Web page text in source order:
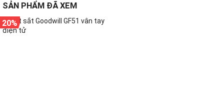
SẢN PHẨM ĐÃ XEM
20%